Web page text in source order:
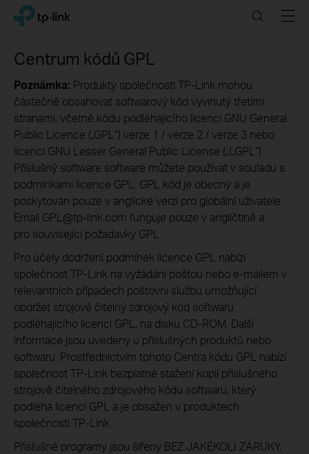
Click
navigation
TP-Link, Reliably Smart SearchMenu
Centrum kódů GPL
Poznámka: Produkty společnosti TP-Link mohou
částečně obsahovat softwarový kód vyvinutý třetími
stranami, včetně kódu podléhajícího licenci GNU General
Public Licence („GPL“) verze 1 / verze 2 / verze 3 nebo
licenci GNU Lesser General Public License („LGPL“).
Příslušný software software můžete používat v souladu s
podmínkami licence GPL. GPL kód je obecný a je
poskytován pouze v anglické verzi pro globální uživatele.
Email GPL@tp-link.com funguje pouze v angličtině a
pro související požadavky GPL.
Pro účely dodržení podmínek licence GPL nabízí
společnost TP-Link na vyžádání poštou nebo e-mailem v
relevantních případech poštovní službu umožňující
obdržet strojově čitelný zdrojový kód softwaru
podléhajícího licenci GPL, na disku CD-ROM. Další
informace jsou uvedeny u příslušných produktů nebo
softwaru. Prostřednictvím tohoto Centra kódu GPL nabízí
společnost TP-Link bezplatné stažení kopií příslušného
strojově čitelného zdrojového kódu softwaru, který
podléhá licenci GPL a je obsažen v produktech
společnosti TP-Link.
Příslušné programy jsou šířeny BEZ JAKÉKOLI ZÁRUKY,